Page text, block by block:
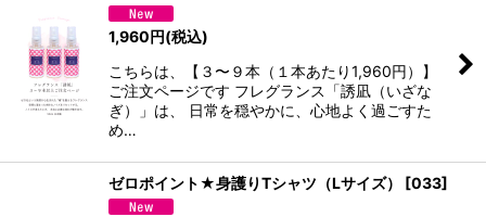
1,960円(税込)
こちらは、【３〜９本（１本あたり1,960円）】
ご注文ページです フレグランス「誘凪（いざな
ぎ）」は、 日常を穏やかに、心地よく過ごすた
め…
ゼロポイント★身護りTシャツ（Lサイズ） [033]